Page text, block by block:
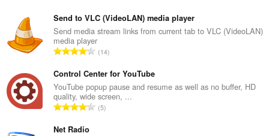
r
o
j
o
c
j
e
n
u
p
a
n
r
o
j
o
Send to VLC (VideoLAN) media player
Send media stream links from current tab to VLC (VideoLAN)
media player
U
u
p
a
n
14
Control Center for YouTube
YouTube popup pause and resume as well as no buffer, HD
quality, wide screen, ...
U5
Net Radio